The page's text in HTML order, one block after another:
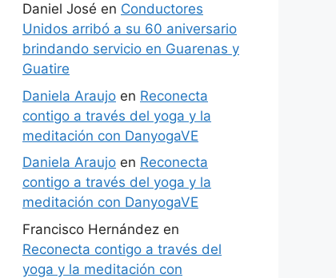
Daniel José en Conductores
Unidos arribó a su 60 aniversario
brindando servicio en Guarenas y
Guatire
Daniela Araujo en Reconecta
contigo a través del yoga y la
meditación con DanyogaVE
Daniela Araujo en Reconecta
contigo a través del yoga y la
meditación con DanyogaVE
Francisco Hernández en
Reconecta contigo a través del
yoga y la meditación con